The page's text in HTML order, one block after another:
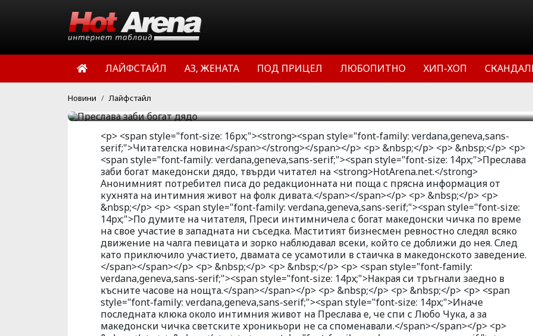
ЛАЙФСТАЙЛ АЗ, ЖЕНАТА ПОД ПРИЦЕЛ ЛЮБОПИТНО ХИП-ХОП
Новини Лайфстайл
Преси интимничела с богат македонски чичка по време на
свое участие в западната ни съседка. Маститият бизнесмен
ревностно следял всяко движение на чалга певицата и зорко
наблюдавал всеки, който се доближи до нея. След като
приключило участието, двамата се усамотили в стаичка в м
HotArena.net
<p> <span style="font-size: 16px;"><strong><span style="font-family: verdana,geneva,sans-
serif;">Читателска новина</span></strong></span></p> <p> &nbsp;</p> <p> &nbsp;</p> <p>
<span style="font-family: verdana,geneva,sans-serif;"><span style="font-size: 14px;">Преслава
заби богат македонски дядо, твърди читател на <strong>HotArena.net.</strong>
Анонимният потребител писа до редакционната ни поща с прясна информация от
кухнята на интимния живот на фолк дивата.</span></span></p> <p> &nbsp;</p> <p>
&nbsp;</p> <p> <span style="font-family: verdana,geneva,sans-serif;"><span style="font-size:
14px;">По думите на читателя, Преси интимничела с богат македонски чичка по време
на свое участие в западната ни съседка. Маститият бизнесмен ревностно следял всяко
движение на чалга певицата и зорко наблюдавал всеки, който се доближи до нея. След
като приключило участието, двамата се усамотили в стаичка в македонското заведение.
</span></span></p> <p> &nbsp;</p> <p> &nbsp;</p> <p> <span style="font-family:
verdana,geneva,sans-serif;"><span style="font-size: 14px;">Накрая си тръгнали заедно в
късните часове на нощта.</span></span></p> <p> &nbsp;</p> <p> &nbsp;</p> <p> <span
style="font-family: verdana,geneva,sans-serif;"><span style="font-size: 14px;">Иначе
последната клюка около интимния живот на Преслава е, че спи с Любо Чука, а за
македонски чичка светските хроникьори не са споменавали.</span></span></p> <p>